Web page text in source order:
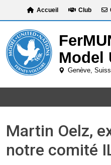
content
Accueil Club
Martin Oelz,
notre comité